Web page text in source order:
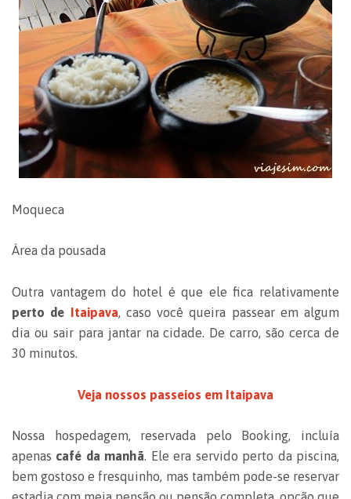
Moqueca
Área da pousada
Outra vantagem do hotel é que ele fica relativamente
perto de Itaipava, caso você queira passear em algum
dia ou sair para jantar na cidade. De carro, são cerca de
30 minutos.
Veja nossos passeios em Itaipava
Nossa hospedagem, reservada pelo Booking, incluía
apenas café da manhã. Ele era servido perto da piscina,
bem gostoso e fresquinho, mas também pode-se reservar